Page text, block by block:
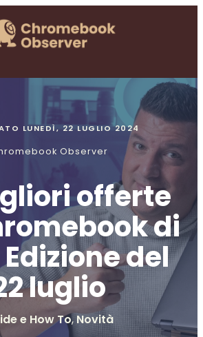
LUNEDÌ, 22 LUGLIO 2024
Observer
offerte
di
del
luglio
e How To, Novità